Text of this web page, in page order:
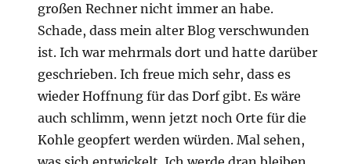
großen Rechner nicht immer an habe.
Schade, dass mein alter Blog verschwunden
ist. Ich war mehrmals dort und hatte darüber
geschrieben. Ich freue mich sehr, dass es
wieder Hoffnung für das Dorf gibt. Es wäre
auch schlimm, wenn jetzt noch Orte für die
Kohle geopfert werden würden. Mal sehen,